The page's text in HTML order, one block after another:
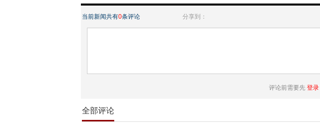
当前新闻共有0条评论 分享到：
评论前需要先 登录
全部评论